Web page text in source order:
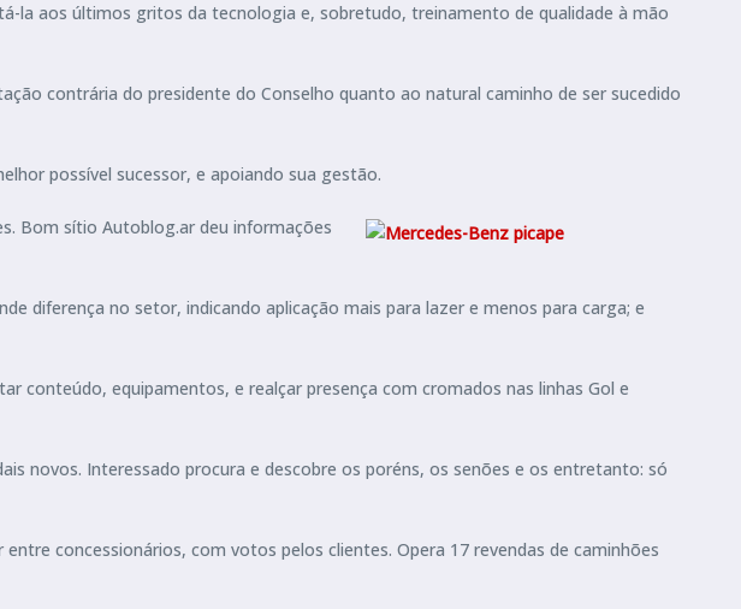
la aos últimos gritos da tecnologia e, sobretudo, treinamento de qualidade à mão
contrária do presidente do Conselho quanto ao natural caminho de ser sucedido
possível sucessor, e apoiando sua gestão.
Bom sítio Autoblog.ar deu informações
diferença no setor, indicando aplicação mais para lazer e menos para carga; e
conteúdo, equipamentos, e realçar presença com cromados nas linhas Gol e
novos. Interessado procura e descobre os poréns, os senões e os entretanto: só
concessionários, com votos pelos clientes. Opera 17 revendas de caminhões